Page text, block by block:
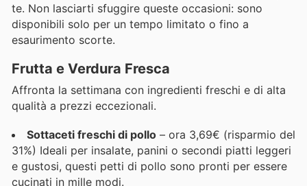
te. Non lasciarti sfuggire queste occasioni: sono
disponibili solo per un tempo limitato o fino a
esaurimento scorte.
Frutta e Verdura Fresca
Affronta la settimana con ingredienti freschi e di alta
qualità a prezzi eccezionali.
Sottaceti freschi di pollo – ora 3,69€ (risparmio del
31%) Ideali per insalate, panini o secondi piatti leggeri
e gustosi, questi petti di pollo sono pronti per essere
cucinati in mille modi.